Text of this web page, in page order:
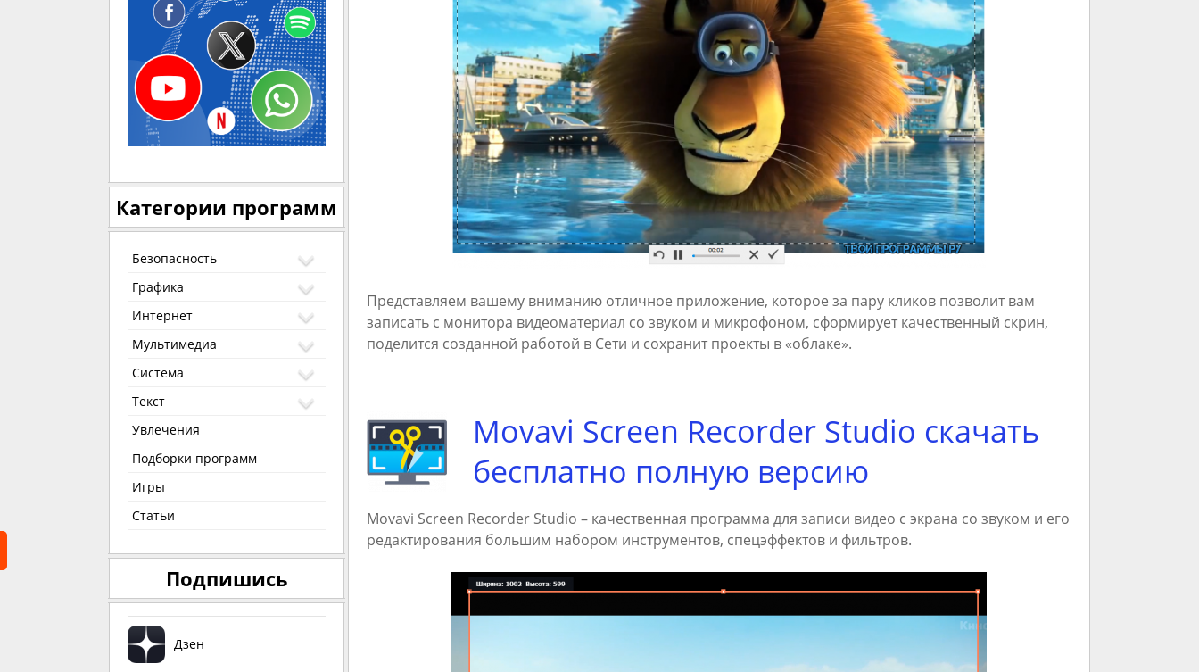
Представляем вашему вниманию отличное приложение, которое за пару кликов позволит вам
записать с монитора видеоматериал со звуком и микрофоном, сформирует качественный скрин,
поделится созданной работой в Сети и сохранит проекты в «облаке».
Movavi Screen Recorder Studio скачать
бесплатно полную версию
Movavi Screen Recorder Studio – качественная программа для записи видео с экрана со звуком и его
редактирования большим набором инструментов, спецэффектов и фильтров.
Категории программ
Безопасность
Графика
Интернет
Мультимедиа
Система
Текст
Увлечения
Подборки программ
Игры
Статьи
Подпишись
Дзен